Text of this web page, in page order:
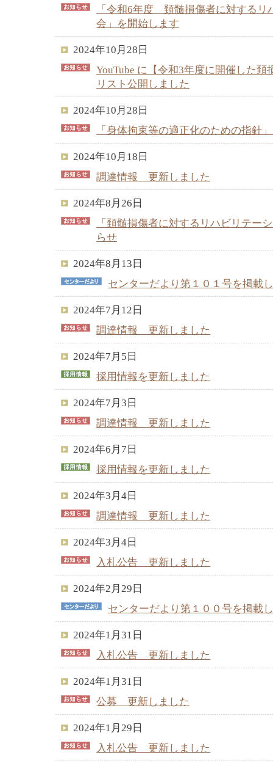
「令和6年度 頚髄損傷者に対するリ
会」を開始します
2024年10月28日
YouTube に【令和3年度に開催した
リスト公開しました
2024年10月28日
「身体拘束等の適正化のための指針
2024年10月18日
調達情報 更新しました
2024年8月26日
「頚髄損傷者に対するリハビリテー
らせ
2024年8月13日
センターだより第１０１号を掲載
2024年7月12日
調達情報 更新しました
2024年7月5日
採用情報を更新しました
2024年7月3日
調達情報 更新しました
2024年6月7日
採用情報を更新しました
2024年3月4日
調達情報 更新しました
2024年3月4日
入札公告 更新しました
2024年2月29日
センターだより第１００号を掲載
2024年1月31日
入札公告 更新しました
2024年1月31日
公募 更新しました
2024年1月29日
入札公告 更新しました